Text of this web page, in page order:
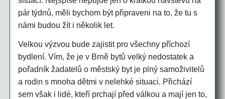
pár týdnů, měli bychom být připraveni na to, že tu s
námi budou žít i několik let.
Velkou výzvou bude zajistit pro všechny příchozí
bydlení. Vím, že je v Brně bytů velký nedostatek a
pořadník žadatelů o městský byt je plný samoživitelů
a rodin s mnoha dětmi v nelehké situaci. Přichází
sem však i lidé, kteří prchají před válkou a mají jen to,